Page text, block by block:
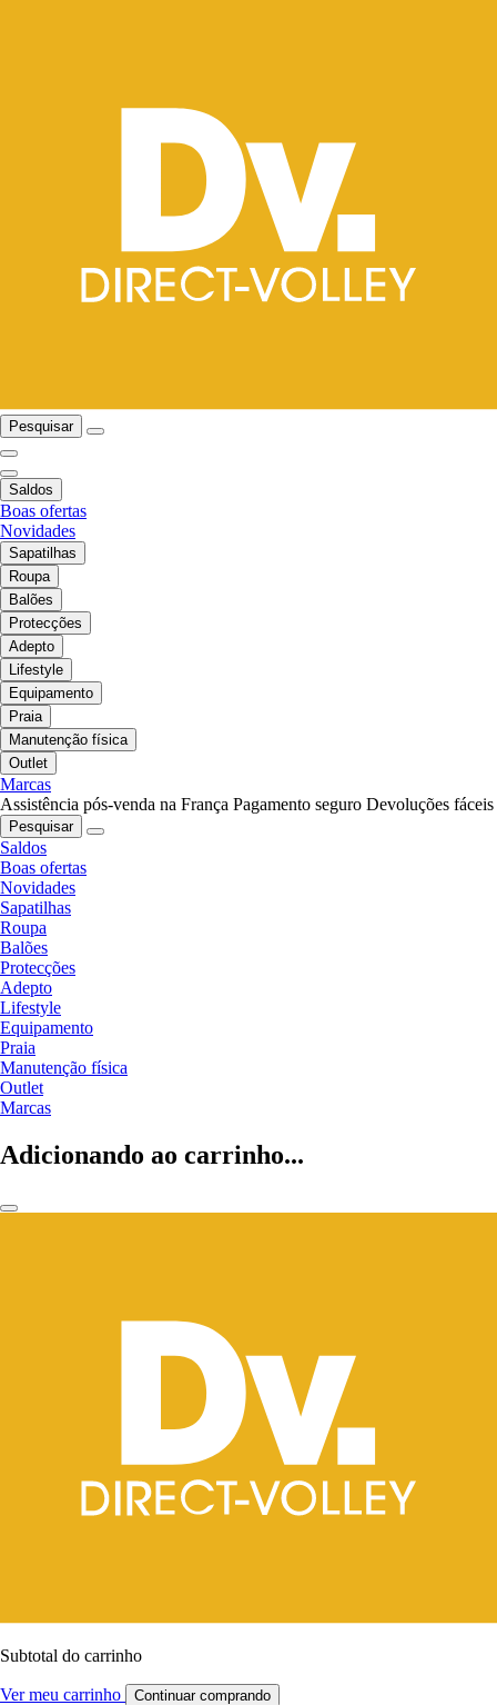
Pesquisar
Saldos
Boas ofertas
Novidades
Sapatilhas
Roupa
Balões
Protecções
Adepto
Lifestyle
Equipamento
Praia
Manutenção física
Outlet
Marcas
Assistência pós-venda na França Pagamento seguro Devoluções fáceis
Pesquisar
Saldos
Boas ofertas
Novidades
Sapatilhas
Roupa
Balões
Protecções
Adepto
Lifestyle
Equipamento
Praia
Manutenção física
Outlet
Marcas
Adicionando ao carrinho...
Subtotal do carrinho
Ver meu carrinho Continuar comprando